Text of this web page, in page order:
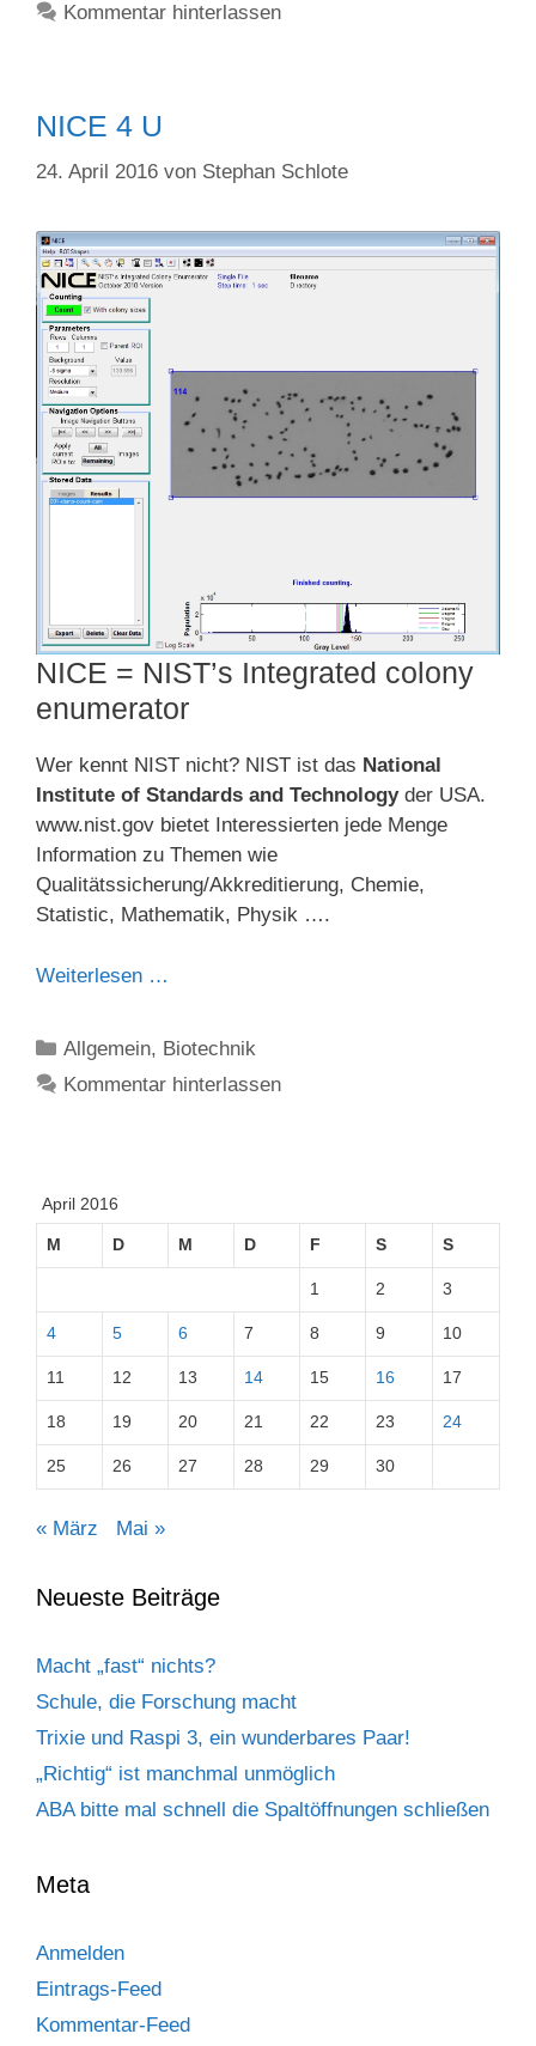
Kommentar hinterlassen
NICE 4 U
24. April 2016 von Stephan Schlote
NICE = NIST’s Integrated colony
enumerator
Wer kennt NIST nicht? NIST ist das National
Institute of Standards and Technologyder USA.
www.nist.gov bietet Interessierten jede Menge
Information zu Themen wie
Qualitätssicherung/Akkreditierung, Chemie,
Statistic, Mathematik, Physik ….
Weiterlesen …
Kategorien
Allgemein, Biotechnik
Kommentar hinterlassen
April 2016
M D M D F S S
1 2 3
4 5 6 7 8 9 10
11 12 13 14 15 16 17
18 19 20 21 22 23 24
25 26 27 28 29 30
« März Mai »
Neueste Beiträge
Macht „fast“ nichts?
Schule, die Forschung macht
Trixie und Raspi 3, ein wunderbares Paar!
„Richtig“ ist manchmal unmöglich
ABA bitte mal schnell die Spaltöffnungen schließen
Meta
Anmelden
Eintrags-Feed
Kommentar-Feed